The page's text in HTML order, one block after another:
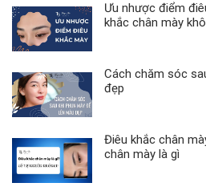
Ưu nhược điểm
khắc chân mày
Cách chăm sóc
đẹp
Điêu khắc chân
chân mày là gì